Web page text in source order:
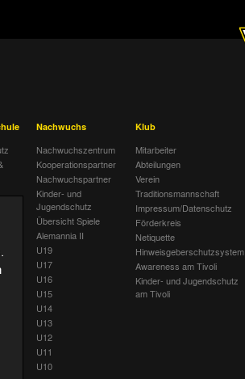
Nachwuchs
Nachwuchszentrum
Kooperationspartner
Nachwuchspartner
Kinder- und
Jugendschutz
Übersicht Spiele
Alemannia II
U19
U17
U16
U15
U14
U13
U12
U11
U10
Klub
Mitarbeiter
Abteilungen
Verein
Traditionsmannschaft
Impressum/Datenschutz
Förderkreis
Netiquette
Hinweisgeberschutzsystem
Awareness am Tivoli
Kinder- und Jugendschutz
am Tivoli